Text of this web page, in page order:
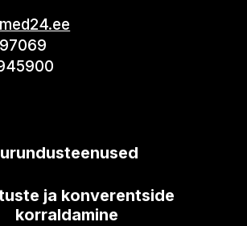
ja konverentside
korraldamine